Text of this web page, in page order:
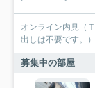
オンライン内見（
出しは不要です。
募集中の部屋